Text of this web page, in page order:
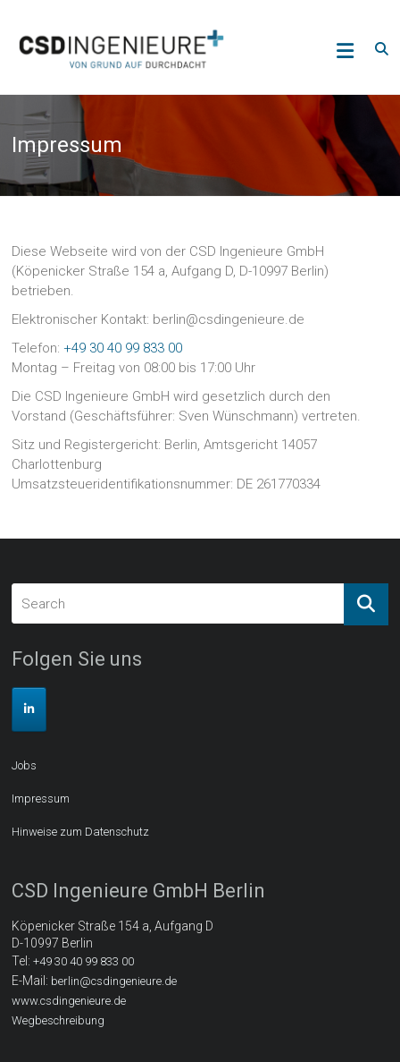
content
CSD
Ingenieure
GmbH
Deutschland
Impressum
Diese Webseite wird von der CSD Ingenieure GmbH
(Köpenicker Straße 154 a, Aufgang D, D-10997 Berlin)
betrieben.
Elektronischer Kontakt: berlin@csdingenieure.de
Telefon:+49 30 40 99 833 00
Montag – Freitag von 08:00 bis 17:00 Uhr
Die CSD Ingenieure GmbH wird gesetzlich durch den
Vorstand (Geschäftsführer: Sven Wünschmann) vertreten.
Sitz und Registergericht: Berlin, Amtsgericht 14057
Charlottenburg
Umsatzsteueridentifikationsnummer: DE 261770334
Folgen Sie uns
Jobs
Impressum
Hinweise zum Datenschutz
CSD Ingenieure GmbH Berlin
Köpenicker Straße 154 a, Aufgang D
D-10997 Berlin
Tel:+49 30 40 99 833 00
E-Mail: berlin@csdingenieure.de
www.csdingenieure.de
Wegbeschreibung